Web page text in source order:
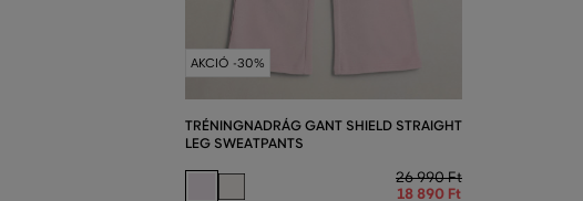
AKCIÓ -30%
TRÉNINGNADRÁG GANT SHIELD STRAIGHT
LEG SWEATPANTS
26 990 Ft
18 890 Ft